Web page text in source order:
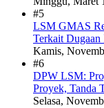
#5
LSM GMAS
Terkait Dugaan
Kamis,
#6
DPW LSM:
Proyek, Tanda
Selasa,